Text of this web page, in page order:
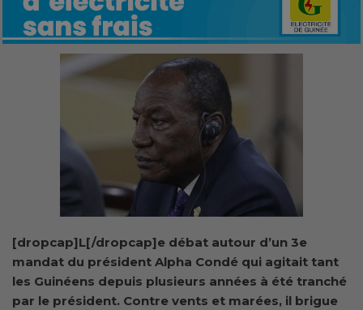
[dropcap]L[/dropcap]e débat autour d’un 3e
mandat du président Alpha Condé qui agitait tant
les Guinéens depuis plusieurs années à été tranché
par le président. Contre vents et marées, il brigue